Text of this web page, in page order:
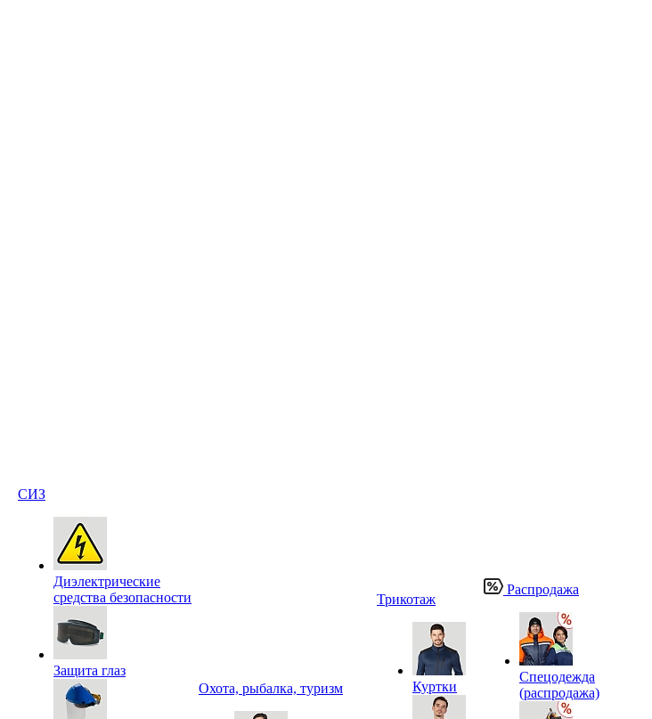
СИЗ
Диэлектрические
средства безопасности
Защита глаз
Охота, рыбалка, туризм
Трикотаж
Куртки
Распродажа
Спецодежда
(распродажа)